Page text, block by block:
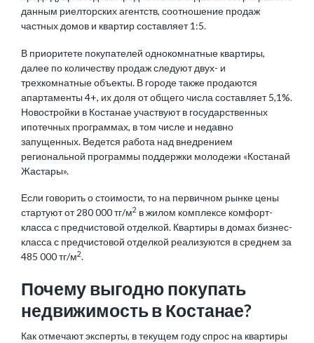
данным риелторских агентств, соотношение продаж
частных домов и квартир составляет 1:5.
В приоритете покупателей однокомнатные квартиры,
далее по количеству продаж следуют двух- и
трехкомнатные объекты. В городе также продаются
апартаменты 4+, их доля от общего числа составляет 5,1%.
Новостройки в Костанаеучаствуют в государственных
ипотечных программах, в том числе и недавно
запущенных. Ведется работа над внедрением
региональной программы поддержки молодежи «Костанай
Жастары».
Если говорить о стоимости, то на первичном рынке цены
стартуют от 280 000 тг/м2 в жилом комплексе комфорт-
класса с предчистовой отделкой. Квартиры в домах бизнес-
класса с предчистовой отделкой реализуются в среднем за
485 000 тг/м2.
Почему выгодно покупать
недвижимость в Костанае?
Как отмечают эксперты, в текущем году спрос на квартиры